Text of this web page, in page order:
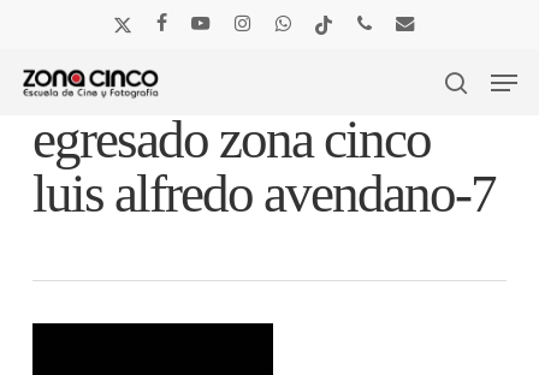
main
content
x-
facebookyoutubeinstagramwhatsapptiktok phone email
Menu
egresado zona cinco
luis alfredo avendano-7